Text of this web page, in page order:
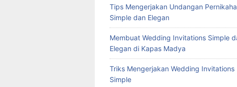
Tips Mengerjakan Undangan
Simple dan Elegan
Membuat Wedding Invitations Simple
Elegan di Kapas Madya
Triks Mengerjakan Wedding Invitations
Simple